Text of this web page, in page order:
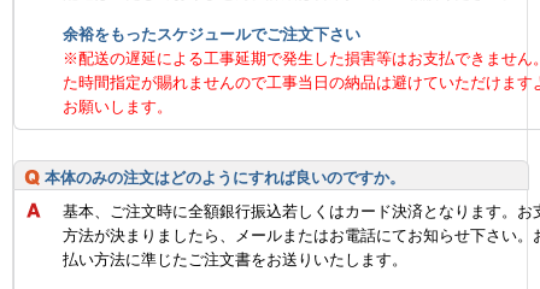
余裕をもったスケジュールでご注文下さい
※配送の遅延による工事延期で発生した損害等はお支払できません
た時間指定が賜れませんので工事当日の納品は避けていただけます
お願いします。
本体のみの注文はどのようにすれば良いのですか。
基本、ご注文時に全額銀行振込若しくはカード決済となります。お
方法が決まりましたら、メールまたはお電話にてお知らせ下さい。
払い方法に準じたご注文書をお送りいたします。